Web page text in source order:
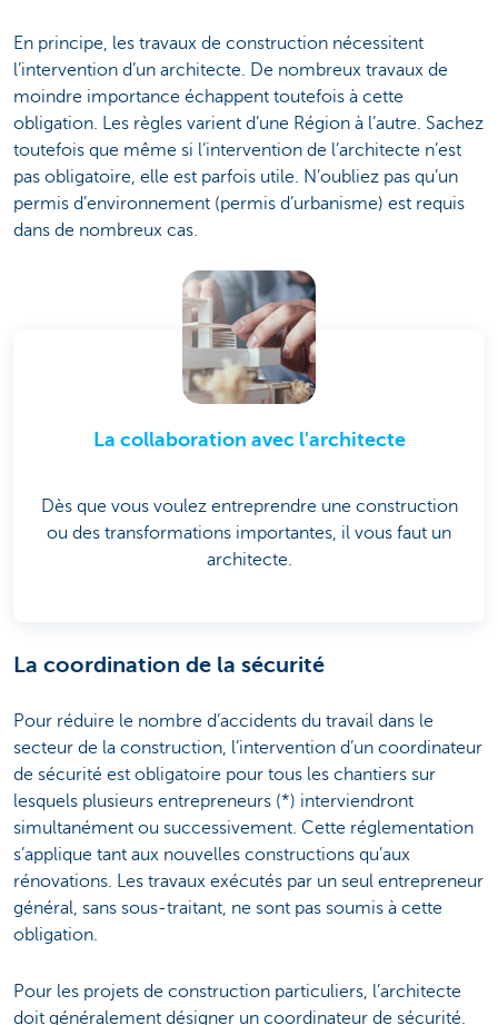
En principe, les travaux de construction nécessitent
l’intervention d’un architecte. De nombreux travaux de
moindre importance échappent toutefois à cette
obligation. Les règles varient d’une Région à l’autre. Sachez
toutefois que même si l’intervention de l’architecte n’est
pas obligatoire, elle est parfois utile. N’oubliez pas qu’un
permis d’environnement (permis d’urbanisme) est requis
dans de nombreux cas.
La collaboration avec l'architecte
Dès que vous voulez entreprendre une construction
ou des transformations importantes, il vous faut un
architecte.
La coordination de la sécurité
Pour réduire le nombre d’accidents du travail dans le
secteur de la construction, l’intervention d’un coordinateur
de sécurité est obligatoire pour tous les chantiers sur
lesquels plusieurs entrepreneurs (*) interviendront
simultanément ou successivement. Cette réglementation
s’applique tant aux nouvelles constructions qu’aux
rénovations. Les travaux exécutés par un seul entrepreneur
général, sans sous-traitant, ne sont pas soumis à cette
obligation.
Pour les projets de construction particuliers, l’architecte
doit généralement désigner un coordinateur de sécurité.